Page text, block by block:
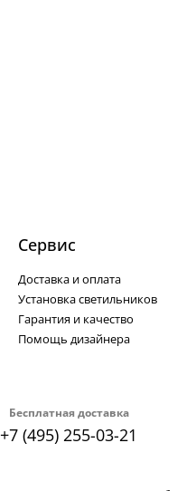
Бесплатная доставка
+7 (495) 255-03-21
Сервис
Доставка и оплата
Установка светильников
Гарантия и качество
Помощь дизайнера